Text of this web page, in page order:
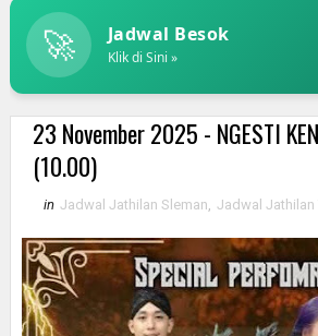
🚀 Jadwal Besok
Klik di Sini »
23 November 2025 - NGESTI
(10.00)
in Jadwal Jathilan Sleman Jadwal Jathilan